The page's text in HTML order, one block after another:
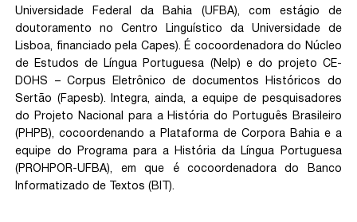
Universidade Federal da Bahia (UFBA), com estágio de
doutoramento no Centro Linguístico da Universidade de
Lisboa, financiado pela Capes). É cocoordenadora do Núcleo
de Estudos de Língua Portuguesa (Nelp) e do projeto CE-
DOHS – Corpus Eletrônico de documentos Históricos do
Sertão (Fapesb). Integra, ainda, a equipe de pesquisadores
do Projeto Nacional para a História do Português Brasileiro
(PHPB), cocoordenando a Plataforma de Corpora Bahia e a
equipe do Programa para a História da Língua Portuguesa
(PROHPOR-UFBA), em que é cocoordenadora do Banco
Informatizado de Textos (BIT).